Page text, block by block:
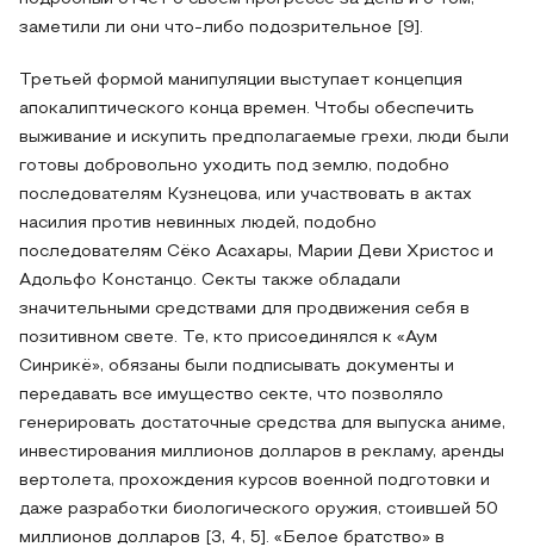
заметили ли они что-либо подозрительное [9].
Третьей формой манипуляции выступает концепция
апокалиптического конца времен. Чтобы обеспечить
выживание и искупить предполагаемые грехи, люди были
готовы добровольно уходить под землю, подобно
последователям Кузнецова, или участвовать в актах
насилия против невинных людей, подобно
последователям Сёко Асахары, Марии Деви Христос и
Адольфо Констанцо. Секты также обладали
значительными средствами для продвижения себя в
позитивном свете. Те, кто присоединялся к «Аум
Синрикё», обязаны были подписывать документы и
передавать все имущество секте, что позволяло
генерировать достаточные средства для выпуска аниме,
инвестирования миллионов долларов в рекламу, аренды
вертолета, прохождения курсов военной подготовки и
даже разработки биологического оружия, стоившей 50
миллионов долларов [3, 4, 5]. «Белое братство» в